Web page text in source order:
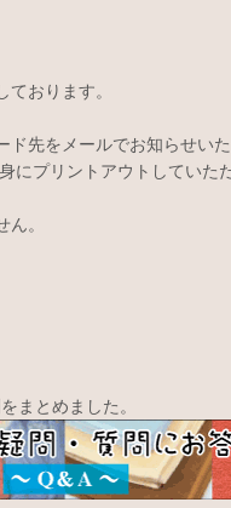
おります。
先をメールでお知らせいた
にプリントアウトしていた
。
まとめました。